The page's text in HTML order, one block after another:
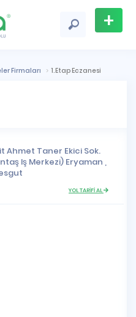
+
Ekle
Firmaları 1.Etap Eczanesi
Ahmet Taner Ekici Sok.
Iş Merkezi) Eryaman ,
YOL TARİFİ AL